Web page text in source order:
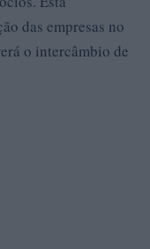
das empresas no
o intercâmbio de